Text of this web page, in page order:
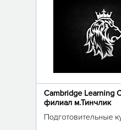
Cambridge Learning
филиал м.Тинчлик
Подготовительные